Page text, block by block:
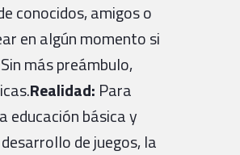
conocidos, amigos o
en algún momento si
más preámbulo,
Realidad: Para
educación básica y
de juegos, la